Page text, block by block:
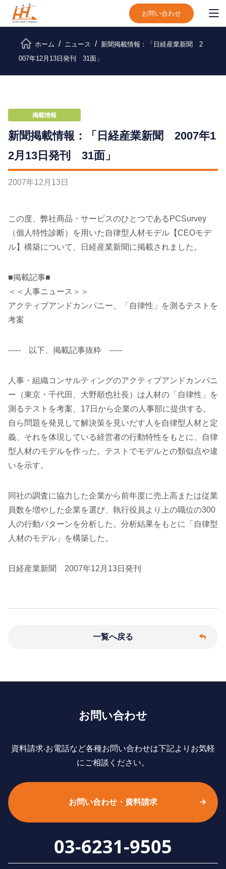
お問い合わせ
ホーム ニュース
新聞掲載情報：「日経産業新聞 2
007年12月13日発刊 31面」
掲載情報
新聞掲載情報：「日経産業新聞 2007年1
2月13日発刊 31面」
2007年12 月 13 日
この度、弊社商品・サービスのひとつであるPCSurvey
（個人特性診断）を用いた自律型人材モデル【CEOモデ
ル】構築について、日経産業新聞に掲載されました。
■掲載記事■
＜＜人事ニュース＞＞
アクティブアンドカンパニー、「自律性」を測るテストを
考案
----- 以下、掲載記事抜粋 -----
人事・組織コンサルティングのアクティブアンドカンパニ
ー（東京・千代田、大野順也社長）は人材の「自律性」を
測るテストを考案、17日から企業の人事部に提供する。
自ら問題を発見して解決策を見いだす人を自律型人材と定
義、それを体現している経営者の行動特性をもとに、自律
型人材のモデルを作った。テストでモデルとの類似点や違
いを示す。
同社の調査に協力した企業から前年度に売上高または従業
員数を増やした企業を選び、執行役員より上の職位の300
人の行動パターンを分析した。分析結果をもとに「自律型
人材のモデル」を構築した。
日経産業新聞 2007年12月13日発刊
一覧へ戻る
お問い合わせ
資料請求‧お電話など各種お問い合わせは下記よりお気軽
にご相談ください。
お問い合わせ・資料請求
03-6231-9505